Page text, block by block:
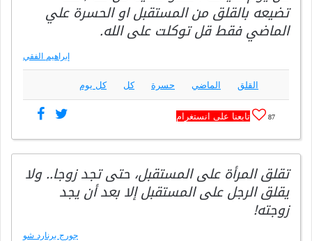
تضيعه بالقلق من المستقبل او الحسرة علي
الماضي فقط قل ‏توكلت على الله‬.
إبراهيم الفقي
القلق الماضي حسرة كل كل يوم
87 تابعنا على انستغرام
تقلق المرأة على المستقبل، حتى تجد زوجا.. ولا
يقلق الرجل على المستقبل إلا بعد أن يجد
زوجته!
جورج برنارد شو